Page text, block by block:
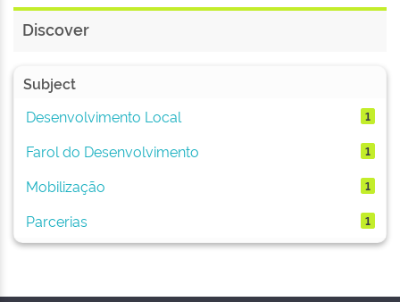
Discover
Subject
Desenvolvimento Local
1
Farol do Desenvolvimento 1
Mobilização 1
Parcerias 1